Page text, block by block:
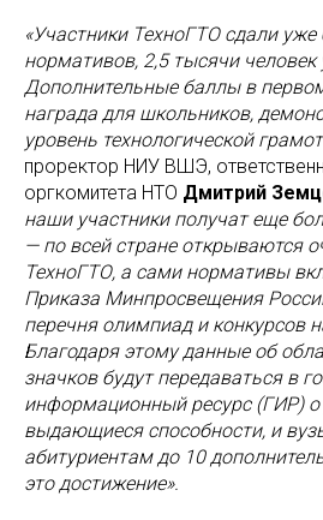
«Участники ТехноГТО сдали уже
нормативов, 2,5 тысячи человек
Дополнительные баллы в
награда для школьников,
уровень технологической
проректор НИУ ВШЭ,
оргкомитета НТО Дмитрий
наши участники получат еще
— по всей стране открываются
ТехноГТО, а сами нормативы
Приказа Минпросвещения
перечня олимпиад и конкурсов
Благодаря этому данные об
значков будут передаваться в
информационный ресурс (ГИР)
выдающиеся способности, и
абитуриентам до 10
это достижение».